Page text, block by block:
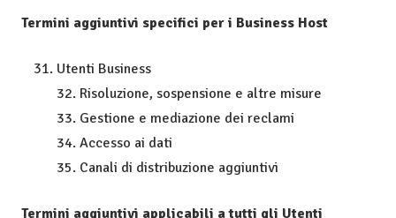
Termini aggiuntivi specifici per i Business Host
Utenti Business
32. Risoluzione, sospensione e altre misure
33. Gestione e mediazione dei reclami
34. Accesso ai dati
35. Canali di distribuzione aggiuntivi
Termini aggiuntivi applicabili a tutti gli Utenti